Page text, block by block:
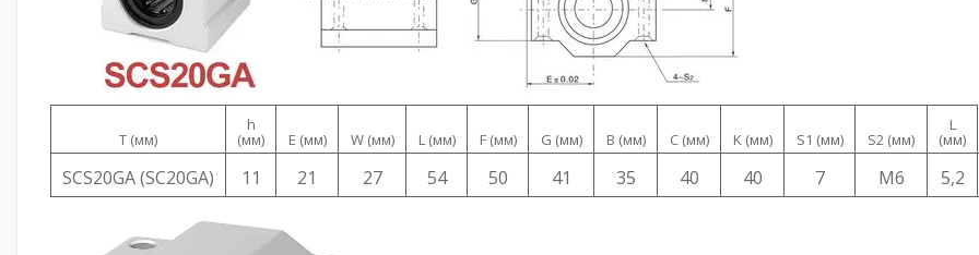
T (мм)
h
(мм) E (мм) W (мм) L (мм) F (мм) G (мм) B (мм) C (мм) K (мм) S1 (мм) S2 (мм)
L
(мм)
SCS20GA (SC20GA) 11 21 27 54 50 41 35 40 40 7 M6 5,2